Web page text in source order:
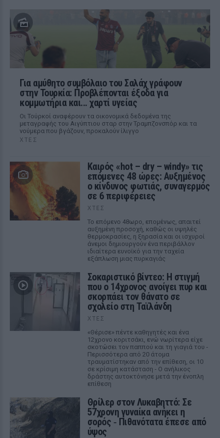
Για αμύθητο συμβόλαιο του Σαλάχ γράφουν
στην Τουρκία: Προβλέπονται έξοδα για
κομμωτήρια και... χαρτί υγείας
Οι Τούρκοί αναφέρουν τα οικονομικά δεδομένα της
μεταγραφής του Αιγύπτιου σταρ στην Τραμπζονσπόρ και τα
νούμερα που βγάζουν, προκαλούν ίλιγγο
ΧΤΕΣ
Καιρός «hot – dry – windy» τις
επόμενες 48 ώρες: Αυξημένος
ο κίνδυνος φωτιάς, συναγερμός
σε 6 περιφέρειες
ΧΤΕΣ
Το επόμενο 48ωρο, επομένως, απαιτεί
αυξημένη προσοχή, καθώς οι υψηλές
θερμοκρασίες, η ξηρασία και οι ισχυροί
άνεμοι δημιουργούν ένα περιβάλλον
ιδιαίτερα ευνοϊκό για την ταχεία
εξάπλωση μιας πυρκαγιάς
Σοκαριστικό βίντεο: Η στιγμή
που ο 14χρονος ανοίγει πυρ και
σκορπάει τον θάνατο σε
σχολείο στη Ταϊλάνδη
ΧΤΕΣ
«Θέρισε» πέντε καθηγητές και ένα
12χρονο κοριτσάκι, ενώ νωρίτερα είχε
σκοτώσει τον παππού και τη γιαγιά του -
Περισσότερα από 20 άτομα
τραυματίστηκαν από την επίθεση, οι 10
σε κρίσιμη κατάσταση - Ο ανήλικος
δράστης αυτοκτόνησε μετά την ένοπλη
επίθεση
Θρίλερ στον Λυκαβηττό: Σε
57χρονη γυναίκα ανήκει η
σορός ‑ Πιθανότατα έπεσε από
ύψος